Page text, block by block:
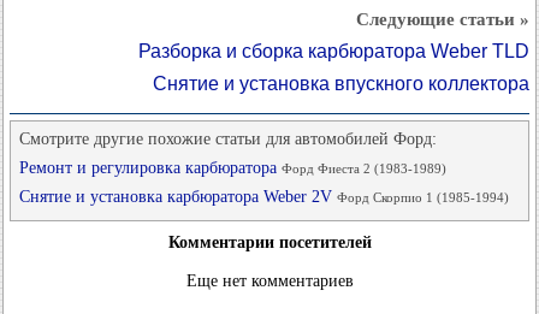
Следующие статьи »
Разборка и сборка карбюратора Weber TLD
Снятие и установка впускного коллектора
Смотрите другие похожие статьи для автомобилей Форд:
Ремонт и регулировка карбюратора Форд Фиеста 2 (1983-1989)
Снятие и установка карбюратора Weber 2V Форд Скорпио 1 (1985-1994)
Комментарии посетителей
Еще нет комментариев